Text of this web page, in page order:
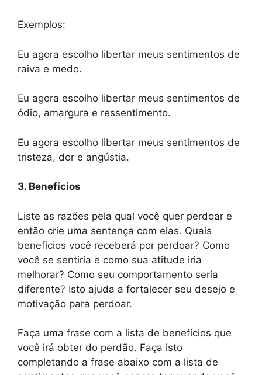
Exemplos:
Eu agora escolho libertar meus sentimentos de
raiva e medo.
Eu agora escolho libertar meus sentimentos de
ódio, amargura e ressentimento.
Eu agora escolho libertar meus sentimentos de
tristeza, dor e angústia.
3. Benefícios
Liste as razões pela qual você quer perdoar e
então crie uma sentença com elas. Quais
benefícios você receberá por perdoar? Como
você se sentiria e como sua atitude iria
melhorar? Como seu comportamento seria
diferente? Isto ajuda a fortalecer seu desejo e
motivação para perdoar.
Faça uma frase com a lista de benefícios que
você irá obter do perdão. Faça isto
completando a frase abaixo com a lista de